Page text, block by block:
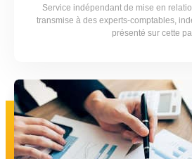
Service indépendant de mise en
transmise à des experts-comptables,
présenté sur cette